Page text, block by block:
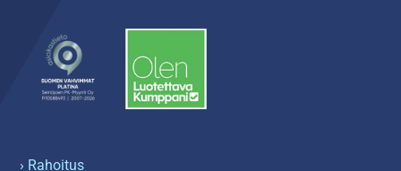
› Rahoitus